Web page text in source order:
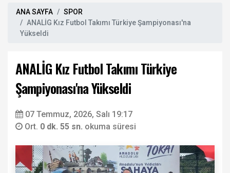
ANA SAYFA
SPOR
ANALİG Kız Futbol Takımı Türkiye Şampiyonası'na
Yükseldi
ANALİG Kız Futbol Takımı Türkiye
Şampiyonası'na Yükseldi
07 Temmuz, 2026, Salı 19:17
Ort. 0 dk. 55 sn. okuma süresi